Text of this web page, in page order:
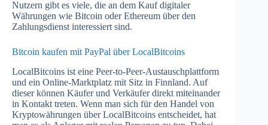
Nutzern gibt es viele, die an dem Kauf digitaler
Währungen wie Bitcoin oder Ethereum über den
Zahlungsdienst interessiert sind.
Bitcoin kaufen mit PayPal über LocalBitcoins
LocalBitcoins ist eine Peer-to-Peer-Austauschplattform
und ein Online-Marktplatz mit Sitz in Finnland. Auf
dieser können Käufer und Verkäufer direkt miteinander
in Kontakt treten. Wenn man sich für den Handel von
Kryptowährungen über LocalBitcoins entscheidet, hat